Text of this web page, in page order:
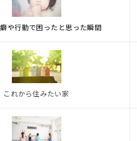
や行動で困ったと思った瞬間
これから住みたい家